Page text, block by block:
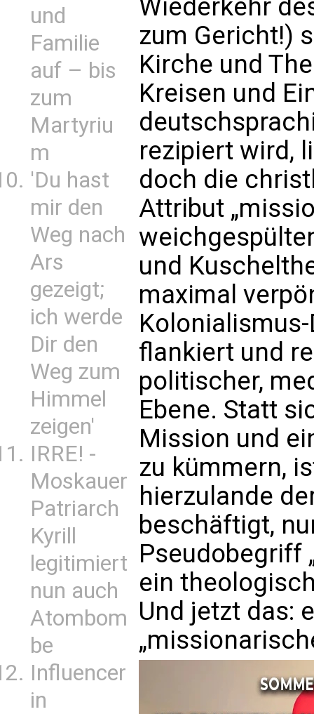
und
Familie
auf – bis
zum
Martyriu
m
'Du hast
mir den
Weg nach
Ars
gezeigt;
ich werde
Dir den
Weg zum
Himmel
zeigen'
IRRE! -
Moskauer
Patriarch
Kyrill
legitimiert
nun auch
Atombom
be
Influencer
in
Wiederkehr
zum Gericht!)
Kirche und
Kreisen und
rezipiert wird,
doch die
Attribut
und
maximal
flankiert und
politischer,
Ebene. Statt
Mission und
zu kümmern,
hierzulande
beschäftigt,
Pseudobegriff
ein
Und jetzt das: